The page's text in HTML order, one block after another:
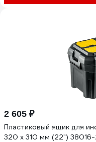
2 605 ₽
Пластиковый ящик для
320 x 310 мм (22")